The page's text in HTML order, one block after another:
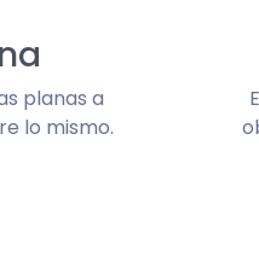
planas a
lo mismo.